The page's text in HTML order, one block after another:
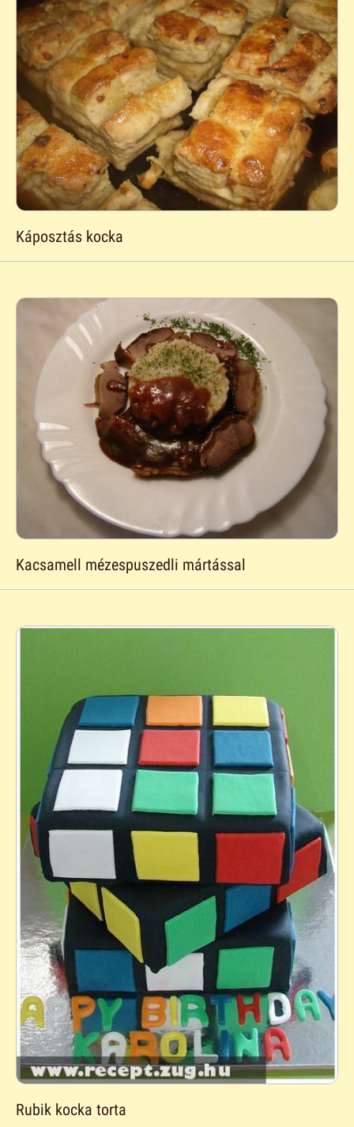
Káposztás kocka
Kacsamell mézespuszedli mártással
Rubik kocka torta